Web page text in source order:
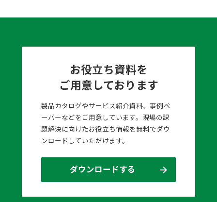
お役立ち資料を
ご用意しております
製品カタログやサービス紹介資料、事例ペ
ーパーなどをご用意しています。現場の課
題解決に向けたお役立ち情報を無料でダウ
ンロードしていただけます。
ダウンロードする